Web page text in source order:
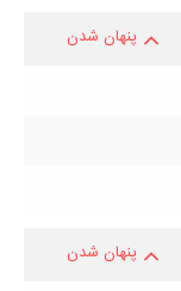
پنهان شدن
پنهان شدن